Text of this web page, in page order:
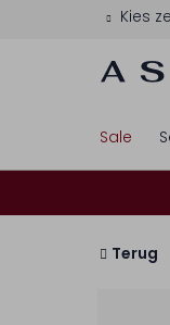
Kies
Sale
Terug